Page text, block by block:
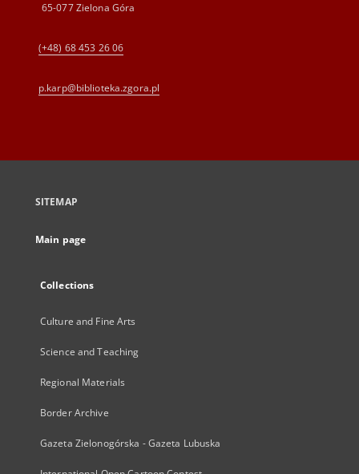
65-077 Zielona Góra
(+48) 68 453 26 06
p.karp@biblioteka.zgora.pl
SITEMAP
Main page
Collections
Culture and Fine Arts
Science and Teaching
Regional Materials
Border Archive
Gazeta Zielonogórska - Gazeta Lubuska